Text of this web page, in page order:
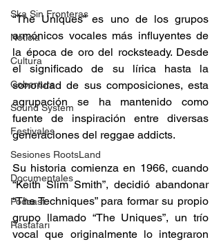
Ska Sin Fronteras
Noticia
Cultura
Cobertura
Sound System
Festivales
Sesiones RootsLand
Documentales
Podcast
Rastafari
“The Uniques” es uno de los grupos
armónicos vocales más influyentes de
la época de oro del rocksteady. Desde
el significado de su lírica hasta la
sonoridad de sus composiciones, esta
agrupación se ha mantenido como
fuente de inspiración entre diversas
generaciones del reggae addicts.
Su historia comienza en 1966, cuando
“Keith Slim Smith”, decidió abandonar
“The Techniques” para formar su propio
grupo llamado “The Uniques”, un trío
vocal que originalmente lo integraron